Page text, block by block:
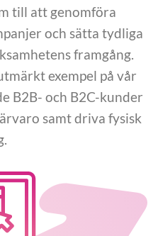
till att genomföra
och sätta tydliga
framgång.
exempel på vår
B2B- och B2C-kunder
samt driva fysisk